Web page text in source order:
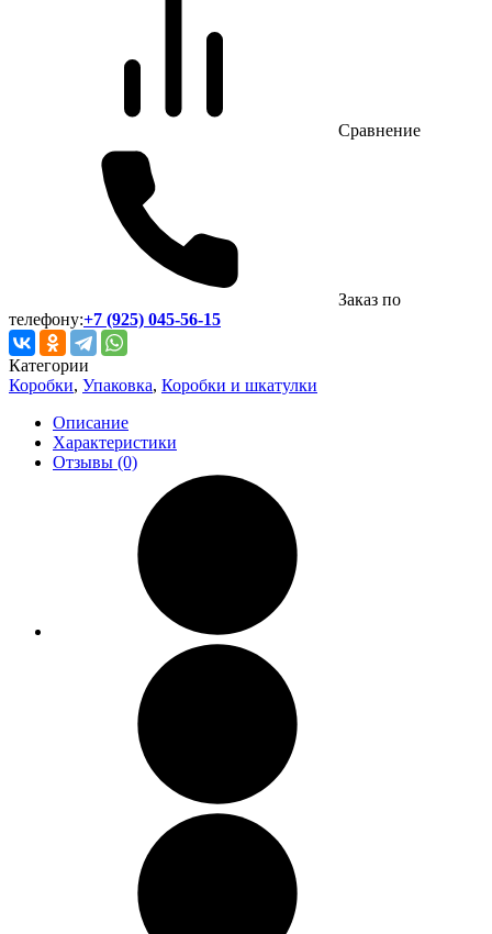
Сравнение
Заказ по
телефону:+7 (925) 045-56-15
Категории
Коробки, Упаковка, Коробки и шкатулки
Описание
Характеристики
Отзывы (0)